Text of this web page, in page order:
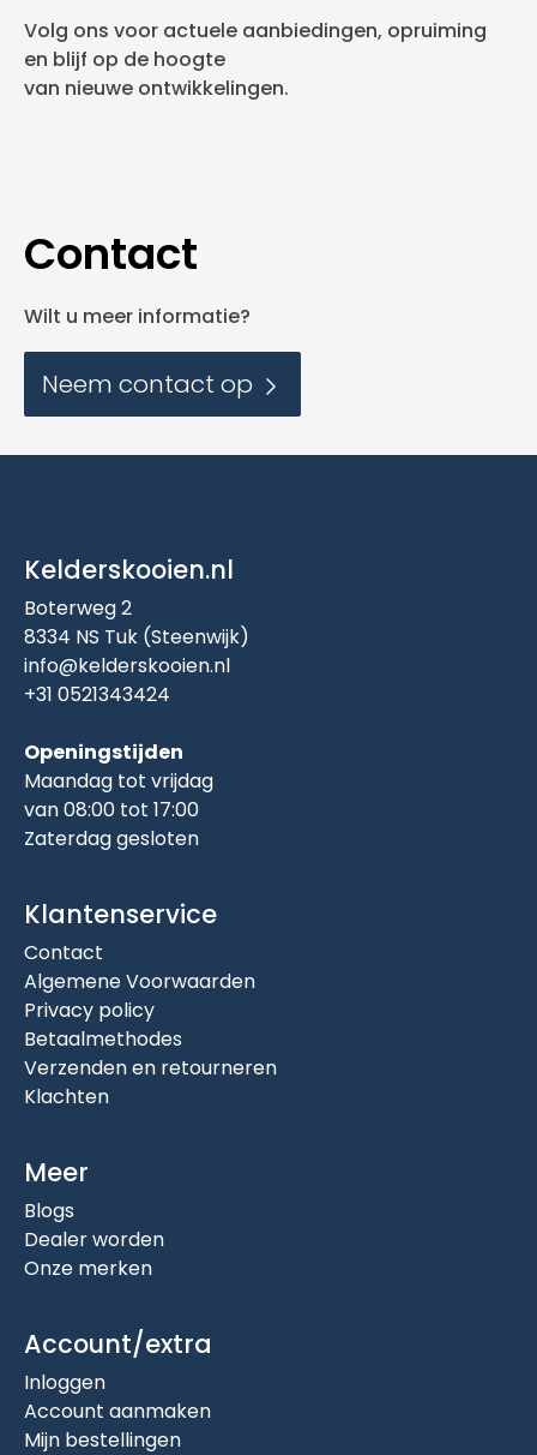
Volg ons voor actuele aanbiedingen, opruiming
en blijf op de hoogte
van nieuwe ontwikkelingen.
Contact
Wilt u meer informatie?
Neem contact op
Kelderskooien.nl
Boterweg 2
8334 NS Tuk (Steenwijk)
info@kelderskooien.nl
+31 0521343424
Openingstijden
Maandag tot vrijdag
van 08:00 tot 17:00
Zaterdag gesloten
Klantenservice
Contact
Algemene Voorwaarden
Privacy policy
Betaalmethodes
Verzenden en retourneren
Klachten
Meer
Blogs
Dealer worden
Onze merken
Account/extra
Inloggen
Account aanmaken
Mijn bestellingen